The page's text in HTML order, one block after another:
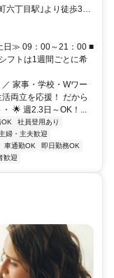
六丁目駅｣より徒歩3分
≫ 09：00～21：00 ■
フトは1週間ごとに希
家事・学校・Wワー
両立を応援！ だから
🌟 週2.3日～OK！...
OK
社員登用あり
主婦・主夫歓迎
車通勤OK
即日勤務OK
歓迎